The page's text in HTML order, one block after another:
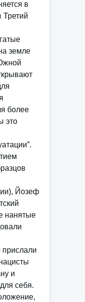
в
Третий
земле
более
это
Йозеф
нанятые
прислали
и
себя.